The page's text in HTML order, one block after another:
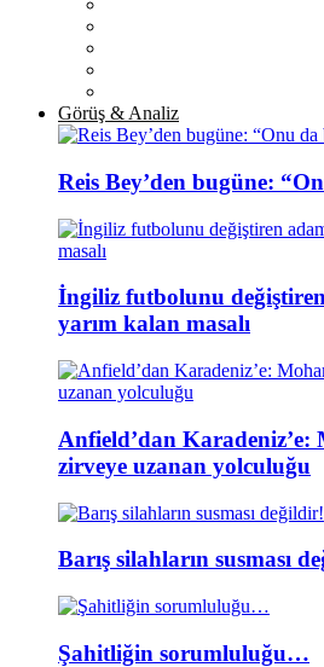
Görüş & Analiz
Reis Bey’den bugüne:
İngiliz futbolunu
yarım kalan masalı
Anfield’dan Karadeniz’e:
zirveye uzanan yolculuğu
Barış silahların susması
Şahitliğin sorumluluğu…